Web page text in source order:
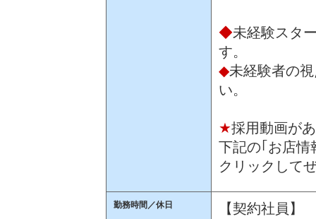
◆未経験スタ
す。
◆未経験者の
い。
★採用動画が
下記の｢お店情
クリックして
勤務時間／休日
【契約社員】